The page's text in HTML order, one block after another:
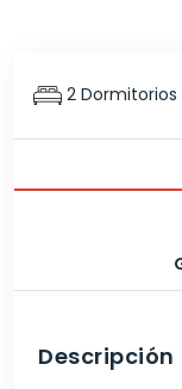
2 Dormitorios
Descripción